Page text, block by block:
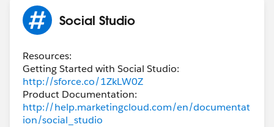
Social Studio
Resources:
Getting Started with Social Studio:
http://sforce.co/1ZkLW0Z
Product Documentation:
http://help.marketingcloud.com/en/documentat
ion/social_studio